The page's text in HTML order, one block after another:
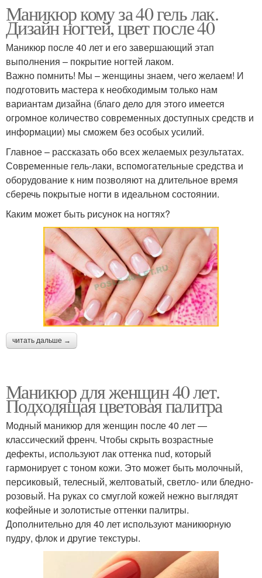
Маникюр кому за 40 гель лак.
Дизайн ногтей, цвет после 40
Маникюр после 40 лет и его завершающий этап
выполнения – покрытие ногтей лаком.
Важно помнить! Мы – женщины знаем, чего желаем! И
подготовить мастера к необходимым только нам
вариантам дизайна (благо дело для этого имеется
огромное количество современных доступных средств и
информации) мы сможем без особых усилий.
Главное – рассказать обо всех желаемых результатах.
Современные гель-лаки, вспомогательные средства и
оборудование к ним позволяют на длительное время
сберечь покрытые ногти в идеальном состоянии.
Каким может быть рисунок на ногтях?
читать дальше →
Маникюр для женщин 40 лет.
Подходящая цветовая палитра
Модный маникюр для женщин после 40 лет —
классический френч. Чтобы скрыть возрастные
дефекты, используют лак оттенка nud, который
гармонирует с тоном кожи. Это может быть молочный,
персиковый, телесный, желтоватый, светло- или бледно-
розовый. На руках со смуглой кожей нежно выглядят
кофейные и золотистые оттенки палитры.
Дополнительно для 40 лет используют маникюрную
пудру, флок и другие текстуры.